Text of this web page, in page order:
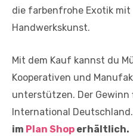
die farbenfrohe Exotik mit
Handwerkskunst.
Mit dem Kauf kannst du
Kooperativen und
unterstützen. Der Gewinn
International Deutschland.
im Plan Shop erhältlich.